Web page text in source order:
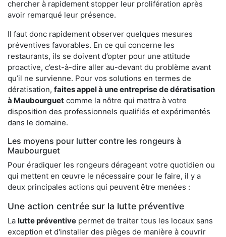
chercher à rapidement stopper leur prolifération après
avoir remarqué leur présence.
Il faut donc rapidement observer quelques mesures
préventives favorables. En ce qui concerne les
restaurants, ils se doivent d’opter pour une attitude
proactive, c’est-à-dire aller au-devant du problème avant
qu’il ne survienne. Pour vos solutions en termes de
dératisation, faites appel à une entreprise de dératisation
à Maubourguet comme la nôtre qui mettra à votre
disposition des professionnels qualifiés et expérimentés
dans le domaine.
Les moyens pour lutter contre les rongeurs à
Maubourguet
Pour éradiquer les rongeurs dérageant votre quotidien ou
qui mettent en œuvre le nécessaire pour le faire, il y a
deux principales actions qui peuvent être menées :
Une action centrée sur la lutte préventive
La lutte préventive permet de traiter tous les locaux sans
exception et d'installer des pièges de manière à couvrir